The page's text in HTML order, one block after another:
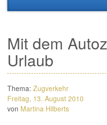
Mit dem
Urlaub
Thema: Zugverkehr
Freitag, 13. August 2010
von Martina Hilberts